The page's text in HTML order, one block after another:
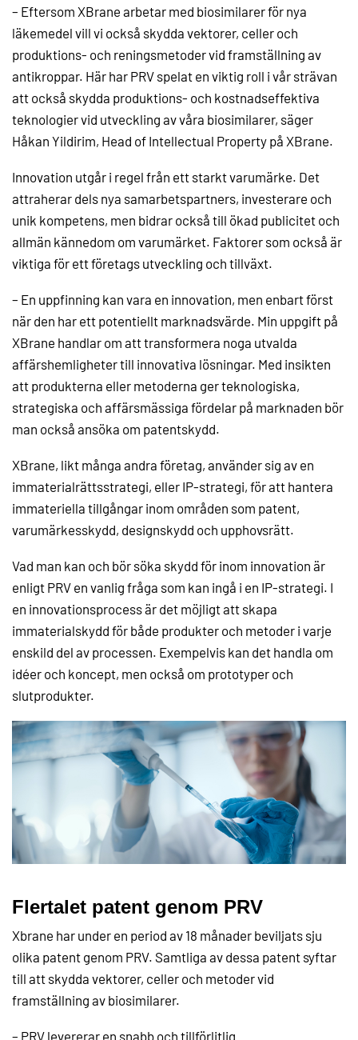
– Eftersom XBrane arbetar med biosimilarer för nya
läkemedel vill vi också skydda vektorer, celler och
produktions- och reningsmetoder vid framställning av
antikroppar. Här har PRV spelat en viktig roll i vår strävan
att också skydda produktions- och kostnadseffektiva
teknologier vid utveckling av våra biosimilarer, säger
Håkan Yildirim, Head of Intellectual Property på XBrane.
Innovation utgår i regel från ett starkt varumärke. Det
attraherar dels nya samarbetspartners, investerare och
unik kompetens, men bidrar också till ökad publicitet och
allmän kännedom om varumärket. Faktorer som också är
viktiga för ett företags utveckling och tillväxt.
– En uppfinning kan vara en innovation, men enbart först
när den har ett potentiellt marknadsvärde. Min uppgift på
XBrane handlar om att transformera noga utvalda
affärshemligheter till innovativa lösningar. Med insikten
att produkterna eller metoderna ger teknologiska,
strategiska och affärsmässiga fördelar på marknaden bör
man också ansöka om patentskydd.
XBrane, likt många andra företag, använder sig av en
immaterialrättsstrategi, eller IP-strategi, för att hantera
immateriella tillgångar inom områden som patent,
varumärkesskydd, designskydd och upphovsrätt.
Vad man kan och bör söka skydd för inom innovation är
enligt PRV en vanlig fråga som kan ingå i en IP-strategi. I
en innovationsprocess är det möjligt att skapa
immaterialskydd för både produkter och metoder i varje
enskild del av processen. Exempelvis kan det handla om
idéer och koncept, men också om prototyper och
slutprodukter.
Flertalet patent genom PRV
Xbrane har under en period av 18 månader beviljats sju
olika patent genom PRV. Samtliga av dessa patent syftar
till att skydda vektorer, celler och metoder vid
framställning av biosimilarer.
– PRV levererar en snabb och tillförlitlig